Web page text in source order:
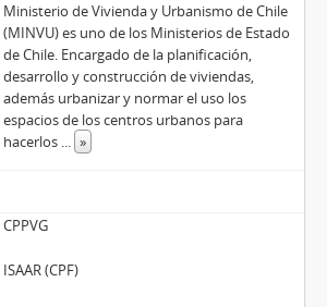
Ministerio de Vivienda y Urbanismo de Chile
(MINVU) es uno de los Ministerios de Estado
de Chile. Encargado de la planificación,
desarrollo y construcción de viviendas,
además urbanizar y normar el uso los
espacios de los centros urbanos para
hacerlos ... »
CPPVG
ISAAR (CPF)